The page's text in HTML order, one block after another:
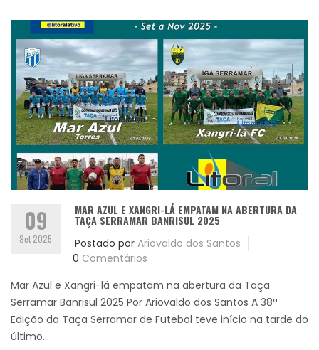
09
Set 2025
MAR AZUL E XANGRI-LÁ EMPATAM NA ABERTURA DA
TAÇA SERRAMAR BANRISUL 2025
Postado por Ariovaldo dos Santos
0 Comentários
Mar Azul e Xangri-lá empatam na abertura da Taça
Serramar Banrisul 2025 Por Ariovaldo dos Santos A 38ª
Edição da Taça Serramar de Futebol teve início na tarde do
último...